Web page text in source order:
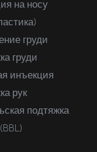
на носу
груди
груди
инъекция
рук
подтяжка